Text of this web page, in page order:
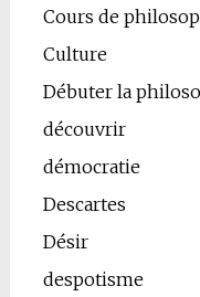
Cours de
Culture
Débuter la
découvrir
démocratie
Descartes
Désir
despotisme